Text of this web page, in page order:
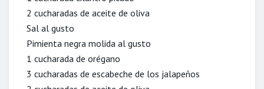
2 cucharadas de aceite de oliva
Sal al gusto
Pimienta negra molida al gusto
1 cucharada de orégano
3 cucharadas de escabeche de los jalapeños